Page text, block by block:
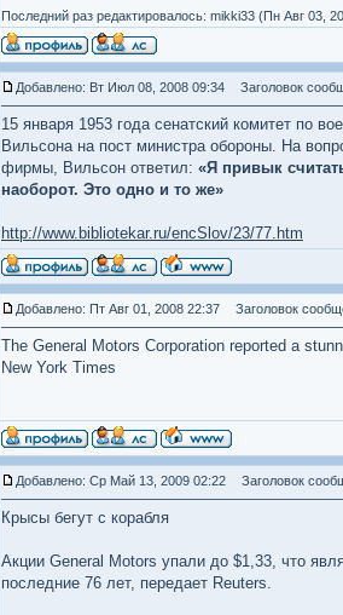
Последний раз редактировалось: mikki33 (Пн Авг 03,
Добавлено: Вт Июл 08, 2008 09:34 Заголовок
15 января 1953 года сенатский комитет по
Вильсона на пост министра обороны. На
фирмы, Вильсон ответил: «Я привык
наоборот. Это одно и то же»
http://www.bibliotekar.ru/encSlov/23/77.htm
Добавлено: Пт Авг 01, 2008 22:37 Заголовок
The General Motors Corporation reported a
New York Times
Добавлено: Ср Май 13, 2009 02:22 Заголовок
Крысы бегут с корабля
Акции General Motors упали до $1,33, что
последние 76 лет, передает Reuters.